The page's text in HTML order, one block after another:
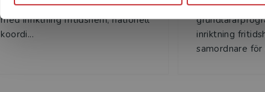
utbildningsledare för grundlärare
med inriktning fritidshem, nationell
koordi...
institutionen för
inriktning
samordnare för